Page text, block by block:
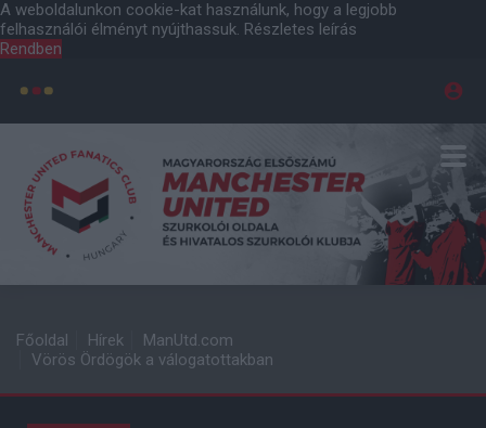
A weboldalunkon cookie-kat használunk, hogy a legjobb
felhasználói élményt nyújthassuk. Részletes leírás
Rendben
Főoldal Hírek
ManUtd.com
Vörös Ördögök a válogatottakban